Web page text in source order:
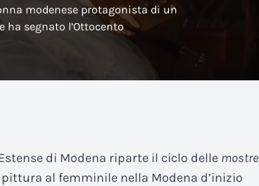
modenese protagonista di un
ha segnato l’Ottocento
di Modena riparte il ciclo delle mostre
al femminile nella Modena d’inizio